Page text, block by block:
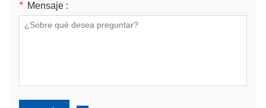
* Mensaje :